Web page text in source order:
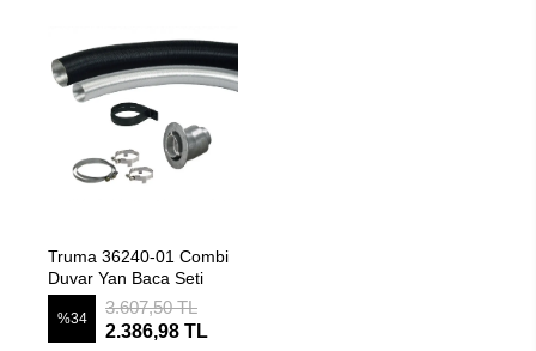
Truma 36240-01 Combi
Duvar Yan Baca Seti
%34
3.607,50 TL
2.386,98 TL